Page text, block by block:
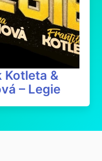
Kotleta &
– Legie